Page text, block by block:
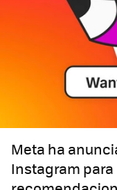
Meta ha
Instagram